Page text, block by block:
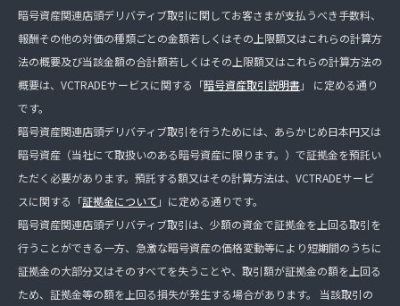
暗号資産関連店頭デリバティブ取引に関してお客さまが支払うべき手数料、
報酬その他の対価の種類ごとの金額若しくはその上限額又はこれらの計算方
法の概要及び当該金額の合計額若しくはその上限額又はこれらの計算方法の
概要は、VCTRADEサービスに関する「暗号資産取引説明書」 に定める通り
です。
暗号資産関連店頭デリバティブ取引を行うためには、あらかじめ日本円又は
暗号資産（当社にて取扱いのある暗号資産に限ります。）で証拠金を預託い
ただく必要があります。預託する額又はその計算方法は、VCTRADEサービ
スに関する「証拠金について 」に定める通りです。
暗号資産関連店頭デリバティブ取引は、少額の資金で証拠金を上回る取引を
行うことができる一方、急激な暗号資産の価格変動等により短期間のうちに
証拠金の大部分又はそのすべてを失うことや、取引額が証拠金の額を上回る
ため、証拠金等の額を上回る損失が発生する場合があります。 当該取引の